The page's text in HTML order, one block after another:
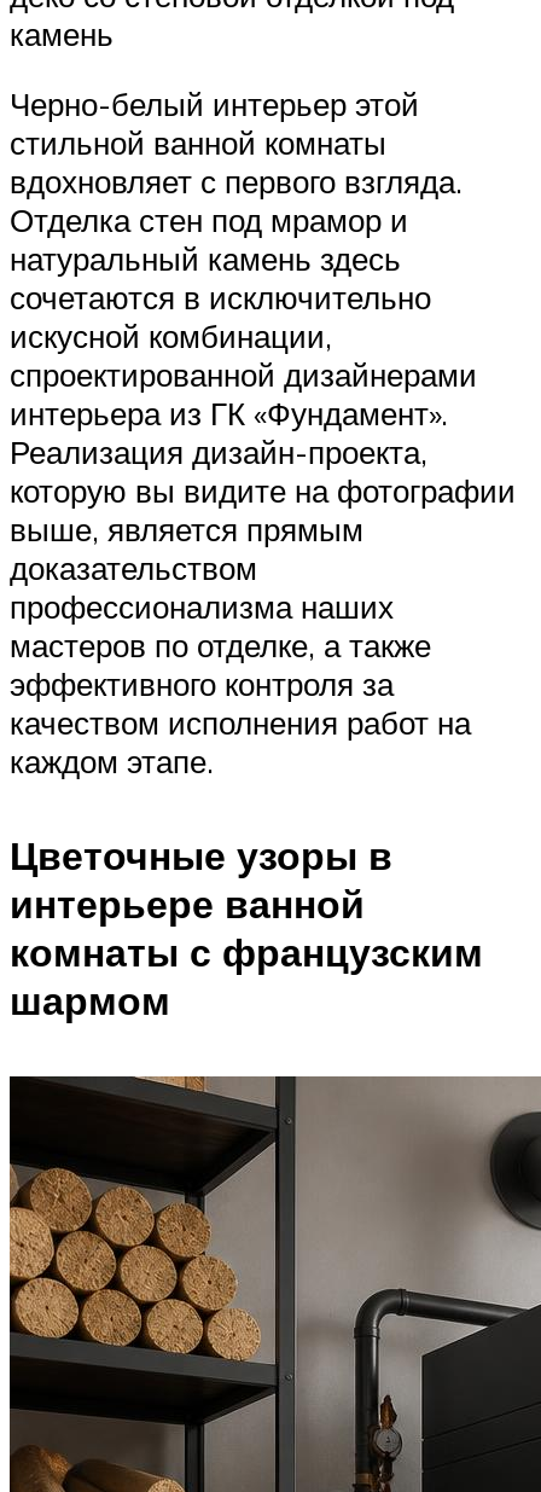
камень
Черно-белый интерьер этой
стильной ванной комнаты
вдохновляет с первого взгляда.
Отделка стен под мрамор и
натуральный камень здесь
сочетаются в исключительно
искусной комбинации,
спроектированной дизайнерами
интерьера из ГК «Фундамент».
Реализация дизайн-проекта,
которую вы видите на фотографии
выше, является прямым
доказательством
профессионализма наших
мастеров по отделке, а также
эффективного контроля за
качеством исполнения работ на
каждом этапе.
Цветочные узоры в
интерьере ванной
комнаты с французским
шармом